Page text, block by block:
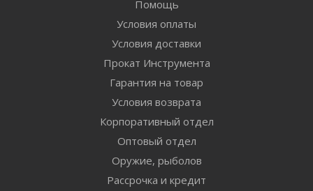
Помощь
Условия оплаты
Условия доставки
Прокат Инструмента
Гарантия на товар
Условия возврата
Корпоративный отдел
Оптовый отдел
Оружие, рыболов
Рассрочка и кредит